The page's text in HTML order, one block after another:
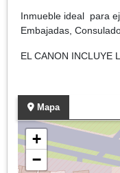
Inmueble ideal para
Embajadas,
EL CANON INCLUYE
Mapa
+
−